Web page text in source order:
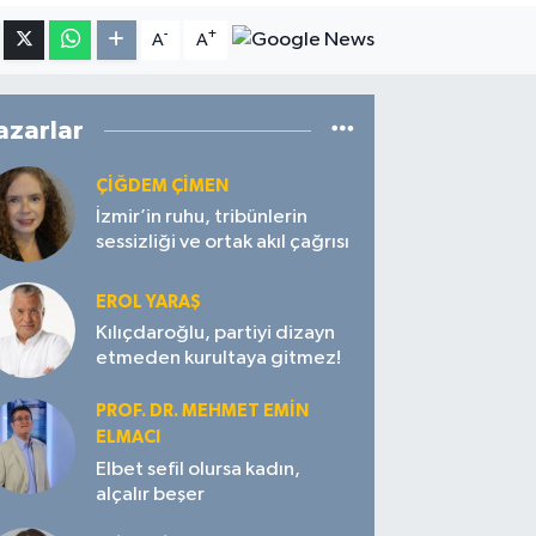
A- A+
ÇIĞDEM ÇIMEN
İzmir’in ruhu, tribünlerin
sessizliği ve ortak akıl çağrısı
EROL YARAŞ
Kılıçdaroğlu, partiyi dizayn
etmeden kurultaya gitmez!
PROF. DR. MEHMET EMIN
ELMACI
Elbet sefil olursa kadın,
alçalır beşer